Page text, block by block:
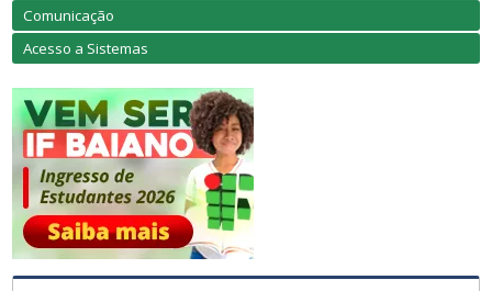
Comunicação
Acesso a Sistemas